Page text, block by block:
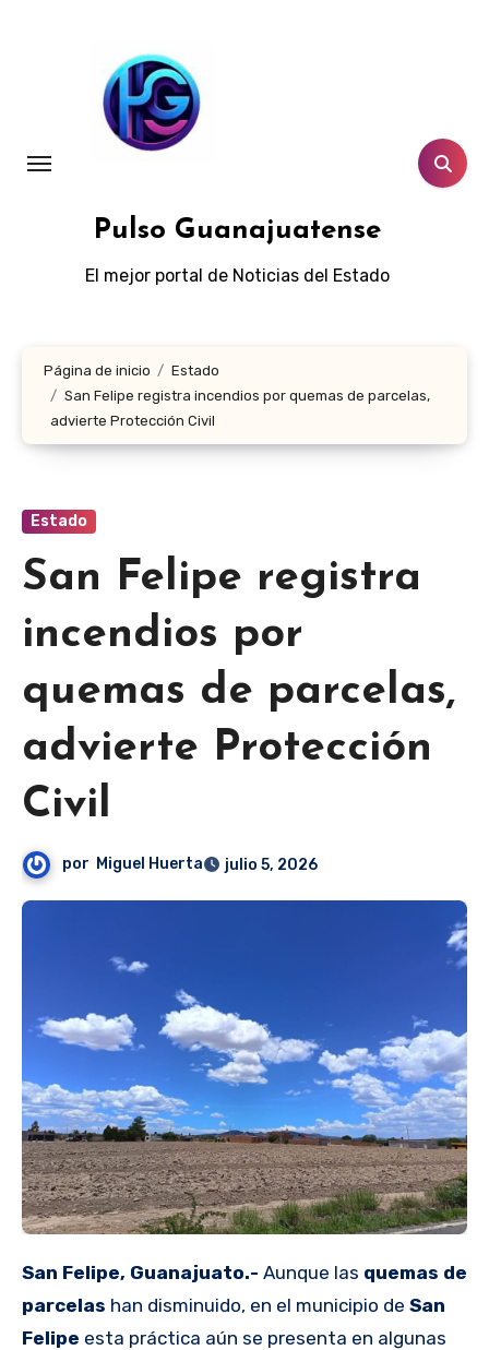
Pulso Guanajuatense
El mejor portal de Noticias del Estado
Página de inicio
Estado
San Felipe registra incendios por quemas de parcelas,
advierte Protección Civil
Estado
San Felipe registra
incendios por
quemas de parcelas,
advierte Protección
Civil
por Miguel Huerta julio 5, 2026
San Felipe, Guanajuato.- Aunque las quemas de
parcelas han disminuido, en el municipio de San
Felipe esta práctica aún se presenta en algunas